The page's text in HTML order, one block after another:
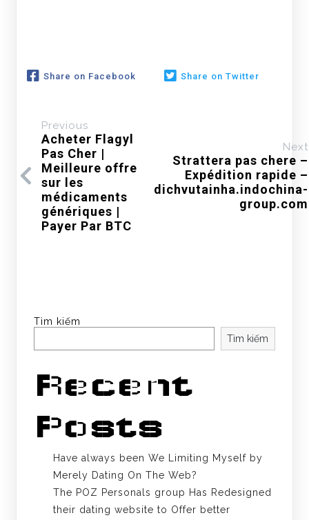
Share on Facebook Share on Twitter
Previous
Acheter Flagyl
Pas Cher |
Meilleure offre
sur les
médicaments
génériques |
Payer Par BTC
Next
Strattera pas chere –
Expédition rapide –
dichvutainha.indochina-
group.com
Tìm kiếm
Tìm kiếm
Recent
Posts
Have always been We Limiting Myself by
Merely Dating On The Web?
The POZ Personals group Has Redesigned
their dating website to Offer better